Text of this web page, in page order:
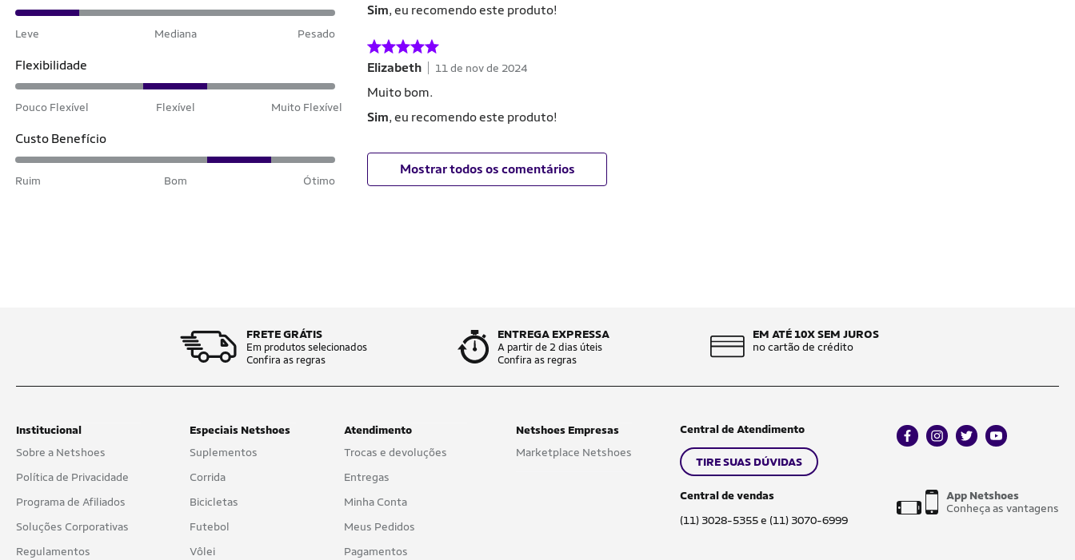
Leve Mediana Pesado
Flexibilidade
Pouco Flexível Flexível Muito Flexível
Custo Benefício
Ruim Bom Ótimo
Sim, eu recomendo este produto!
Elizabeth 11 de nov de 2024
Muito bom.
Sim, eu recomendo este produto!
Mostrar todos os comentários
FRETE GRÁTIS
Em produtos selecionados
Confira as regras
ENTREGA EXPRESSA
A partir de 2 dias úteis
Confira as regras
EM ATÉ 10X SEM JUROS
no cartão de crédito
Institucional
Sobre a Netshoes
Política de Privacidade
Programa de Afiliados
Soluções Corporativas
Regulamentos
Especiais Netshoes
Suplementos
Corrida
Bicicletas
Futebol
Vôlei
Atendimento
Trocas e devoluções
Entregas
Minha Conta
Meus Pedidos
Pagamentos
Netshoes Empresas
Marketplace Netshoes
Central de Atendimento
TIRE SUAS DÚVIDAS
Central de vendas
(11) 3028-5355 e (11) 3070-6999
facebookinstagram
twitteryoutube
App Netshoes
Conheça as vantagens